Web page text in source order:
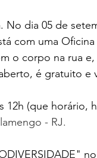
No dia 05 de
com uma
o corpo na rua
é gratuito e
12h (que horário,
- RJ.